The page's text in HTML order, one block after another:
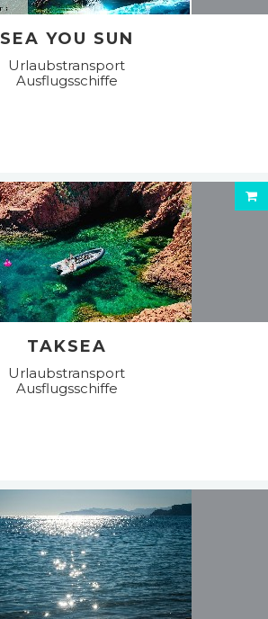
SEA YOU SUN
Urlaubstransport
Ausflugsschiffe
TAKSEA
Urlaubstransport
Ausflugsschiffe